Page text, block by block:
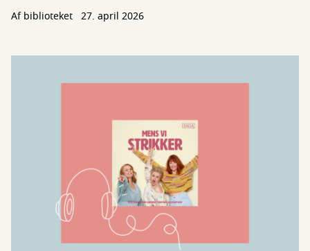
Af biblioteket 27. april 2026